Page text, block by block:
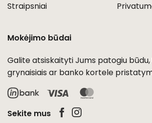
Straipsniai
Mokėjimo būdai
Galite atsiskaityti Jums patogiu
grynaisiais ar banko kortele
Visa
Sekite mus